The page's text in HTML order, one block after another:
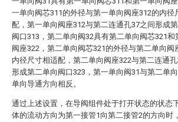
一单向阀芯311的外径与第一单向阀座312的内径
配，第一单向阀座312与第二连通孔37之间形成
阀口313，第二单向阀32具有第二单向阀芯321和
阀座322，第二单向阀芯321的外径与第二单向阀
内径尺寸相适配，第二单向阀座322与第二连通
形成第二单向阀口323，第一单向阀31与第二单
单向导通方向相反。
通过上述设置，在导阀组件处于打开状态的状态
体的流动方向为第一接管1向第二接管2的方向时